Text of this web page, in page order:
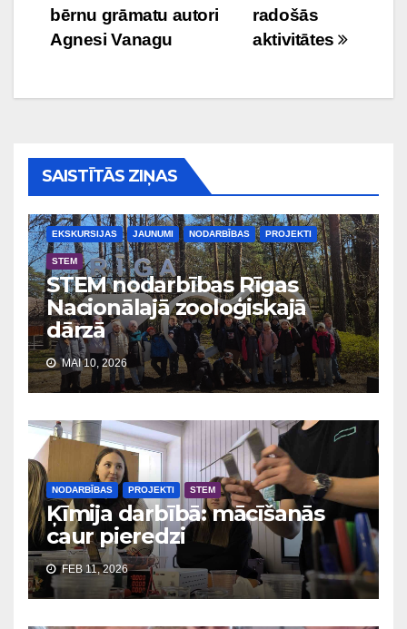
izvēlne
radošās
aktivitātes
bērnu grāmatu autori
Agnesi Vanagu
SAISTĪTĀS ZIŅAS
EKSKURSIJAS JAUNUMI NODARBĪBAS PROJEKTI
STEM
STEM nodarbības Rīgas
Nacionālajā zooloģiskajā
dārzā
MAI 10, 2026
NODARBĪBAS PROJEKTI STEM
Ķīmija darbībā: mācīšanās
caur pieredzi
FEB 11, 2026